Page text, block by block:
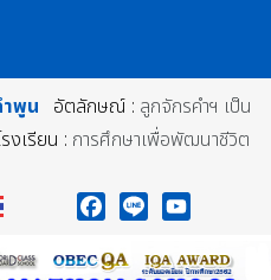
พูน อัตลักษณ์ : ลูกจักรคำฯ เป็น
งเรียน : การศึกษาเพื่อพัฒนาชีวิต